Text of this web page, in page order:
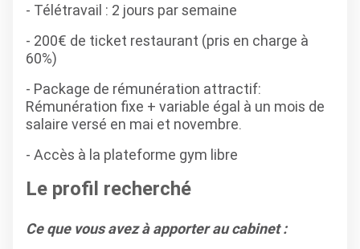
- Télétravail : 2 jours par semaine
- 200€ de ticket restaurant (pris en charge à
60%)
- Package de rémunération attractif:
Rémunération fixe + variable égal à un mois de
salaire versé en mai et novembre.
- Accès à la plateforme gym libre
Le profil recherché
Ce que vous avez à apporter au cabinet :